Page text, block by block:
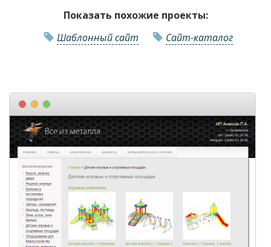
Показать похожие проекты:
Шаблонный сайт
Сайт-каталог